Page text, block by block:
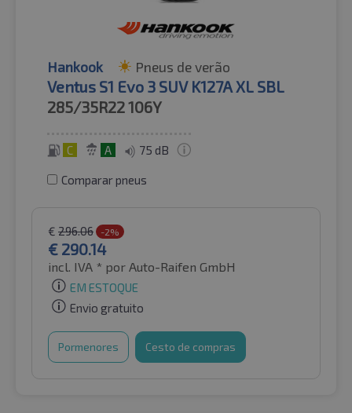
Hankook Pneus de verão
Ventus S1 Evo 3 SUV K127A XL SBL
285/35R22106Y
C A 75 dB
Comparar pneus
€ 296.06 -2%
€ 290.14
incl. IVA * por Auto-Raifen GmbH
EM ESTOQUE
Envio gratuito
Pormenores Cesto de compras